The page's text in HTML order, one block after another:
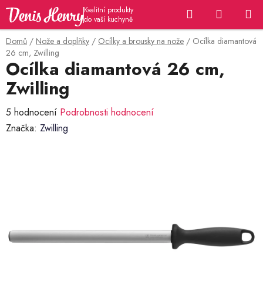
Přejít
obsah
Hledat
KOŠÍK
Domů / Nože a doplňky / Ocílky a brousky na nože / Ocílka diamantová
26 cm, Zwilling
Ocílka diamantová 26 cm,
Zwilling
Průměrné
hodnocení
5 hodnocení Podrobnosti hodnocení
Značka: Zwilling